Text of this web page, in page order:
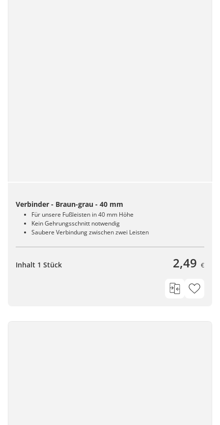
Verbinder - Braun-grau - 40 mm
Für unsere Fußleisten in 40 mm Höhe
Kein Gehrungsschnitt notwendig
Saubere Verbindung zwischen zwei Leisten
Inhalt 1 Stück 2,49 €